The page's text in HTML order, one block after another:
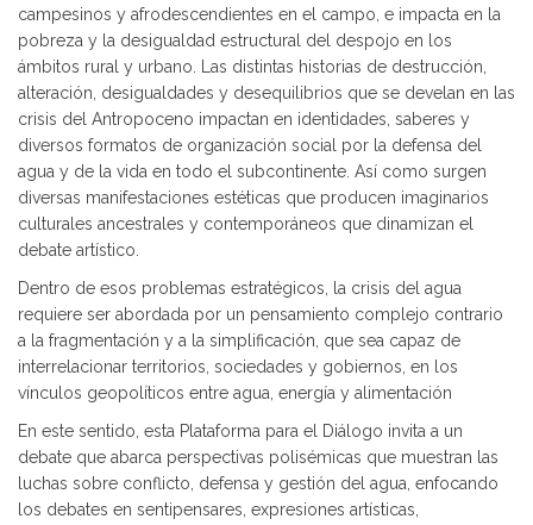
campesinos y afrodescendientes en el campo, e impacta en la
pobreza y la desigualdad estructural del despojo en los
ámbitos rural y urbano. Las distintas historias de destrucción,
alteración, desigualdades y desequilibrios que se develan en las
crisis del Antropoceno impactan en identidades, saberes y
diversos formatos de organización social por la defensa del
agua y de la vida en todo el subcontinente. Así como surgen
diversas manifestaciones estéticas que producen imaginarios
culturales ancestrales y contemporáneos que dinamizan el
debate artístico.
Dentro de esos problemas estratégicos, la crisis del agua
requiere ser abordada por un pensamiento complejo contrario
a la fragmentación y a la simplificación, que sea capaz de
interrelacionar territorios, sociedades y gobiernos, en los
vínculos geopolíticos entre agua, energía y alimentación
En este sentido, esta Plataforma para el Diálogo invita a un
debate que abarca perspectivas polisémicas que muestran las
luchas sobre conflicto, defensa y gestión del agua, enfocando
los debates en sentipensares, expresiones artísticas,